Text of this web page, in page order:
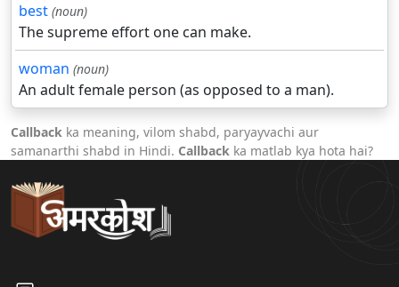
best (noun)
The supreme effort one can make.
woman (noun)
An adult female person (as opposed to a man).
Callback ka meaning, vilom shabd, paryayvachi aur
samanarthi shabd in Hindi. Callback ka matlab kya hota hai?